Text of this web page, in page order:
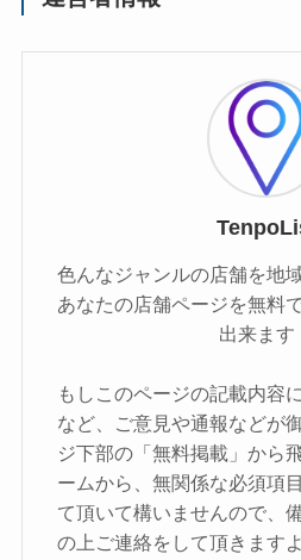
色んなジャンルの店舗を地
あなたの店舗ページを無料
出来ます
もしこのページの記載内容
など、ご意見や通報などが
ジ下部の「無料掲載」から
ームから、無関係な必須項
て頂いて構いませんので、
の上ご連絡をして頂きます